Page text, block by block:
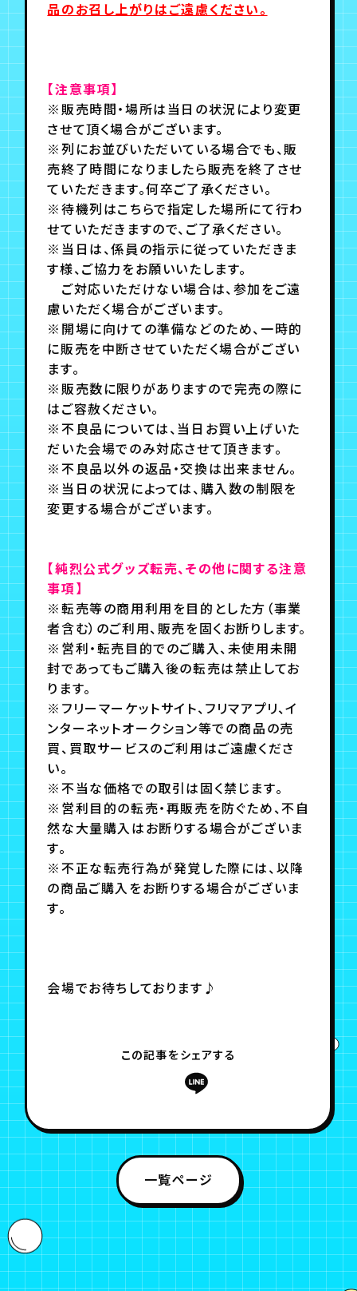
品のお召し上がりはご遠慮ください。
【注意事項】
※販売時間・場所は当日の状況により変更
させて頂く場合がございます。
※列にお並びいただいている場合でも、販
売終了時間になりましたら販売を終了させ
ていただきます。何卒ご了承ください。
※待機列はこちらで指定した場所にて行わ
せていただきますので、ご了承ください。
※当日は、係員の指示に従っていただきま
す様、ご協力をお願いいたします。
ご対応いただけない場合は、参加をご遠
慮いただく場合がございます。
※開場に向けての準備などのため、一時的
に販売を中断させていただく場合がござい
ます。
※販売数に限りがありますので完売の際に
はご容赦ください。
※不良品については、当日お買い上げいた
だいた会場でのみ対応させて頂きます。
※不良品以外の返品・交換は出来ません。
※当日の状況によっては、購入数の制限を
変更する場合がございます。
【純烈公式グッズ転売、その他に関する注意
事項】
※転売等の商用利用を目的とした方（事業
者含む）のご利用、販売を固くお断りします。
※営利・転売目的でのご購入、未使用未開
封であってもご購入後の転売は禁止してお
ります。
※フリーマーケットサイト、フリマアプリ、イ
ンターネットオークション等での商品の売
買、買取サービスのご利用はご遠慮くださ
い。
※不当な価格での取引は固く禁じます。
※営利目的の転売・再販売を防ぐため、不自
然な大量購入はお断りする場合がございま
す。
※不正な転売行為が発覚した際には、以降
の商品ご購入をお断りする場合がございま
す。
会場でお待ちしております♪
この記事をシェアする
一覧ページ